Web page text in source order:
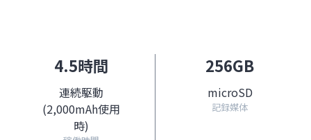
4.5時間
連続駆動
(2,000mAh使用
時)
256GB
microSD
記録媒体